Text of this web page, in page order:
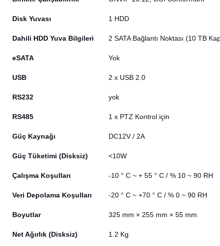
Disk Yuvası 1 HDD
Dahili HDD Yuva Bilgileri 2 SATA Bağlantı Noktası (10 TB
eSATA Yok
USB 2 x USB 2.0
RS232 yok
RS485 1 x PTZ Kontrol için
Güç Kaynağı DC12V / 2A
Güç Tüketimi (Disksiz) <10W
Çalışma Koşulları -10 ° C ~ + 55 ° C / % 10 ~ 90 RH
Veri Depolama Koşulları -20 ° C ~ +70 ° C / % 0 ~ 90 RH
Boyutlar 325 mm × 255 mm × 55 mm
Net Ağırlık (Disksiz) 1.2 Kg